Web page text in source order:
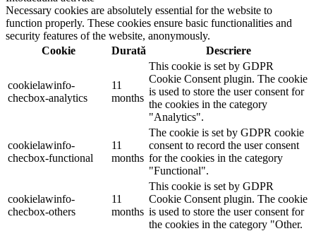
Necessary cookies are absolutely essential for the website to
function properly. These cookies ensure basic functionalities and
security features of the website, anonymously.
Cookie
Durată Descriere
cookielawinfo-
checbox-analytics
11
months
This cookie is set by GDPR
Cookie Consent plugin. The cookie
is used to store the user consent for
the cookies in the category
"Analytics".
cookielawinfo-
checbox-functional
11
months
The cookie is set by GDPR cookie
consent to record the user consent
for the cookies in the category
"Functional".
cookielawinfo-
checbox-others
11
months
This cookie is set by GDPR
Cookie Consent plugin. The cookie
is used to store the user consent for
the cookies in the category "Other.